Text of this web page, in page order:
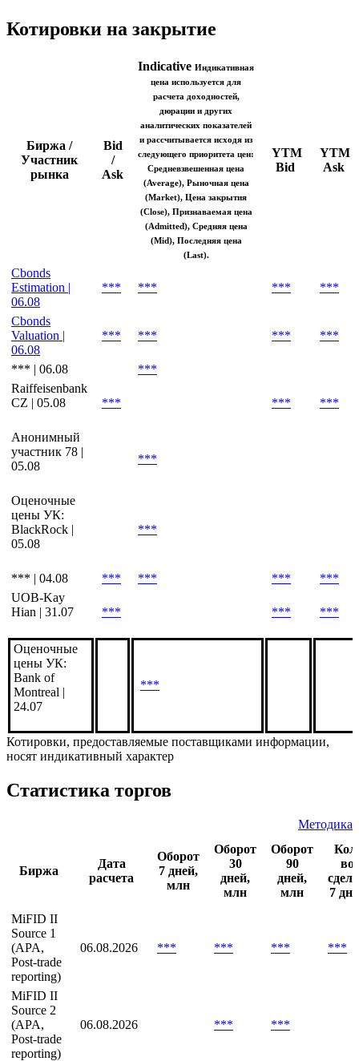
Котировки на закрытие
Биржа /
Участник
рынка
Bid
/
Ask
Indicative Индикативная
цена используется для
расчета доходностей,
дюрации и других
аналитических показателей
и рассчитывается исходя из
следующего приоритета цен:
Средневзвешенная цена
(Average), Рыночная цена
(Market), Цена закрытия
(Close), Признаваемая цена
(Admitted), Средняя цена
(Mid), Последняя цена
(Last).
YTM
Bid
YTM
Ask
Cbonds
Estimation |
06.08
*** *** *** ***
Cbonds
Valuation |
06.08
*** *** *** ***
*** | 06.08
***
Raiffeisenbank
CZ | 05.08
*** *** ***
Анонимный
участник 78 |
05.08
***
Оценочные
цены УК:
BlackRock |
05.08
***
*** | 04.08 *** *** ***
***
UOB-Kay
Hian | 31.07
*** *** ***
Оценочные
цены УК:
Bank of
Montreal |
24.07
***
Котировки, предоставляемые поставщиками информации,
носят индикативный характер
Статистика торгов
Методика
Биржа
Дата
расчета
Оборот
7 дней,
млн
Оборот
30
дней,
млн
Оборот
90
дней,
млн
во
7
MiFID II
Source 1
(APA,
Post-trade
reporting)
06.08.2026 *** *** *** ***
MiFID II
Source 2
(APA,
Post-trade
reporting)
06.08.2026 *** ***